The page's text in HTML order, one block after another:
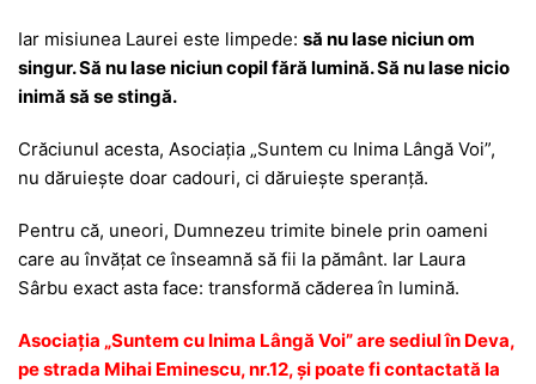
Iar misiunea Laurei este limpede: să nu lase niciun om
singur. Să nu lase niciun copil fără lumină. Să nu lase nicio
inimă să se stingă.
Crăciunul acesta, Asociația „Suntem cu Inima Lângă Voi”,
nu dăruiește doar cadouri, ci dăruiește speranță.
Pentru că, uneori, Dumnezeu trimite binele prin oameni
care au învățat ce înseamnă să fii la pământ. Iar Laura
Sârbu exact asta face: transformă căderea în lumină.
Asociația „Suntem cu Inima Lângă Voi” are sediul în Deva,
pe strada Mihai Eminescu, nr.12, și poate fi contactată la